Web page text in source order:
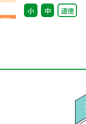
小 中 道徳